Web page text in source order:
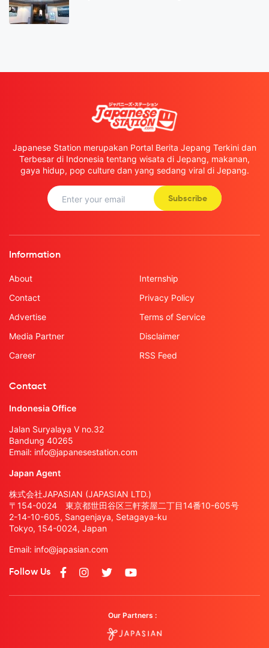
Japanese Station merupakan Portal Berita Jepang Terkini dan
Terbesar di Indonesia tentang wisata di Jepang, makanan,
gaya hidup, pop culture dan yang sedang viral di Jepang.
Subscribe
Information
About
Contact
Advertise
Media Partner
Career
Internship
Privacy Policy
Terms of Service
Disclaimer
RSS Feed
Contact
Indonesia Office
Jalan Suryalaya V no.32
Bandung 40265
Email: info@japanesestation.com
Japan Agent
株式会社JAPASIAN (JAPASIAN LTD.)
〒154-0024 東京都世田谷区三軒茶屋二丁目14番10-605号
2-14-10-605, Sangenjaya, Setagaya-ku
Tokyo, 154-0024, Japan
Email: info@japasian.com
Follow Us
Our Partners :